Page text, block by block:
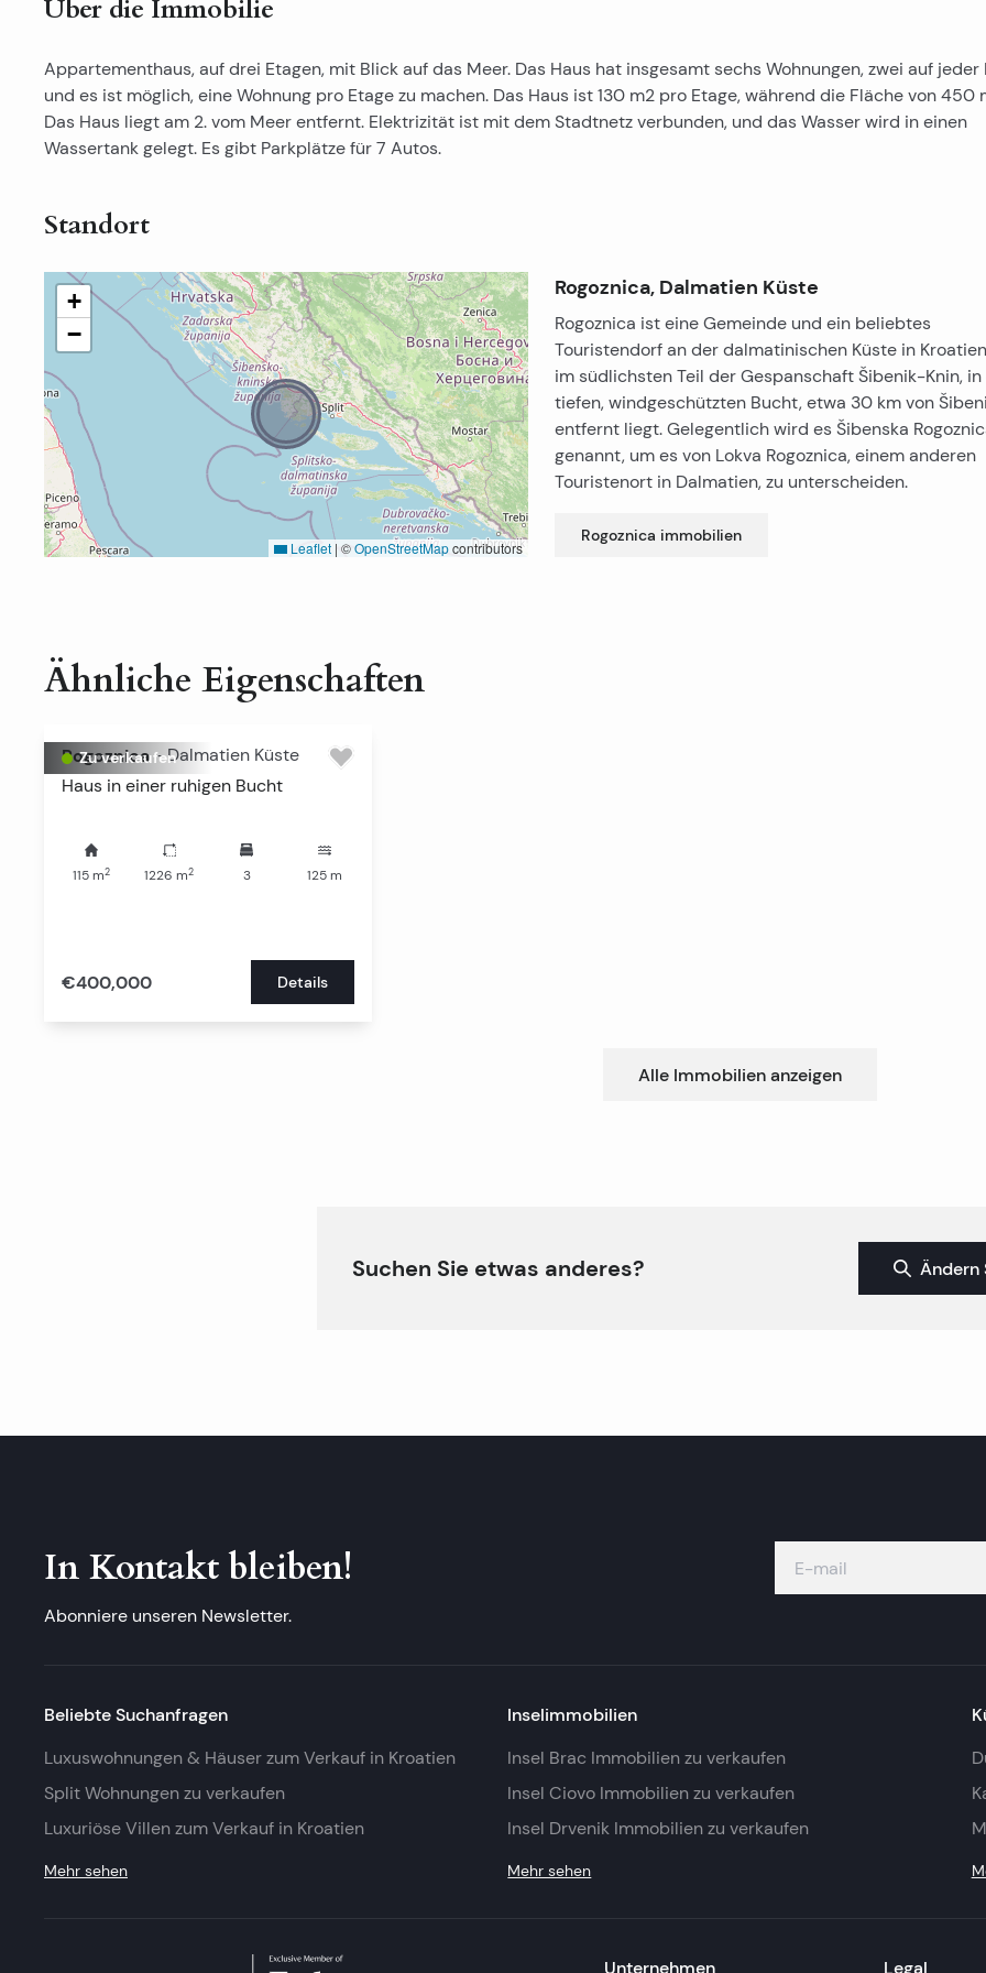
Über die Immobilie
Appartementhaus, auf drei Etagen, mit Blick auf das Meer. Das Haus hat insgesamt sechs Wohnungen, zwei auf jeder
und es ist möglich, eine Wohnung pro Etage zu machen. Das Haus ist 130 m2 pro Etage, während die Fläche von 450
Das Haus liegt am 2. vom Meer entfernt. Elektrizität ist mit dem Stadtnetz verbunden, und das Wasser wird in einen
Wassertank gelegt. Es gibt Parkplätze für 7 Autos.
Standort
+
−
Leaflet | ©OpenStreetMapcontributors
Rogoznica, Dalmatien Küste
Rogoznica ist eine Gemeinde und ein beliebtes
Touristendorf an der dalmatinischen Küste in
im südlichsten Teil der Gespanschaft Šibenik-Knin, in
tiefen, windgeschützten Bucht, etwa 30 km von
entfernt liegt. Gelegentlich wird es Šibenska
genannt, um es von Lokva Rogoznica, einem anderen
Touristenort in Dalmatien, zu unterscheiden.
Rogoznica immobilien
Ähnliche Eigenschaften
Zu verkaufen
Rogoznica - Dalmatien Küste
Haus in einer ruhigen Bucht
115 m2 1226 m2 3 125m
€400,000 Details
Alle Immobilien anzeigen
Suchen Sie etwas anderes? Ändern
In Kontakt bleiben!
Abonniere unseren Newsletter.
Beliebte Suchanfragen
Luxuswohnungen & Häuser zum Verkauf in Kroatien
Split Wohnungen zu verkaufen
Luxuriöse Villen zum Verkauf in Kroatien
Mehr sehen
Inselimmobilien
Insel Brac Immobilien zu verkaufen
Insel Ciovo Immobilien zu verkaufen
Insel Drvenik Immobilien zu verkaufen
Mehr sehen
Unternehmen Legal